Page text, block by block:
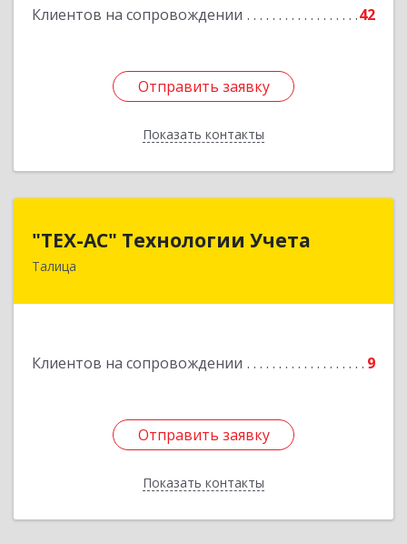
Клиентов на сопровождении 42
Отправить заявку
Показать контакты
Отправить заявку
Назад
"ТЕХ-АС" Технологии Учета
Талица
Клиентов на сопровождении 9
Отправить заявку
Показать контакты
Отправить заявку
Назад